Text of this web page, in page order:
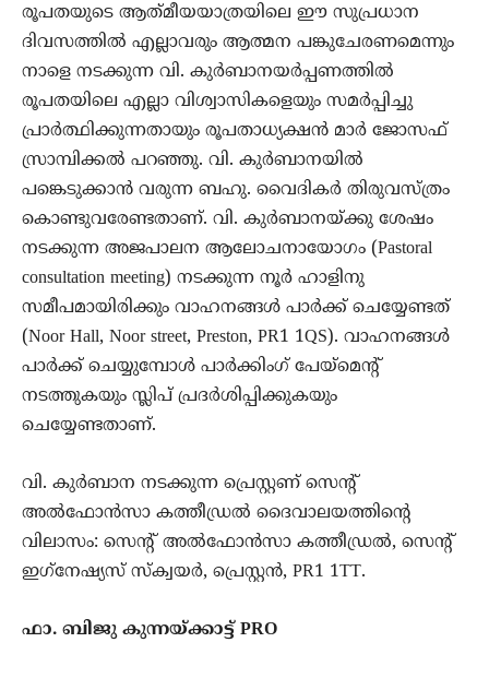
രൂപതയുടെ ആത്‌മീയയാത്രയിലെ ഈ സുപ്രധാന
ദിവസത്തിൽ എല്ലാവരും ആത്മന പങ്കുചേരണമെന്നും
നാളെ നടക്കുന്ന വി. കുർബാനയർപ്പണത്തിൽ
രൂപതയിലെ എല്ലാ വിശ്വാസികളെയും സമർപ്പിച്ചു
പ്രാർത്ഥിക്കുന്നതായും രൂപതാധ്യക്ഷൻ മാർ ജോസഫ്
സ്രാമ്പിക്കൽ പറഞ്ഞു. വി. കുർബാനയിൽ
പങ്കെടുക്കാൻ വരുന്ന ബഹു. വൈദികർ തിരുവസ്ത്രം
കൊണ്ടുവരേണ്ടതാണ്. വി. കുർബാനയ്ക്കു ശേഷം
നടക്കുന്ന അജപാലന ആലോചനായോഗം (Pastoral
consultation meeting) നടക്കുന്ന നൂർ ഹാളിനു
സമീപമായിരിക്കും വാഹനങ്ങൾ പാർക്ക് ചെയ്യേണ്ടത്
(Noor Hall, Noor street, Preston, PR1 1QS). വാഹനങ്ങൾ
പാർക്ക് ചെയ്യുമ്പോൾ പാർക്കിംഗ് പേയ്മെന്റ്
നടത്തുകയും സ്ലിപ് പ്രദർശിപ്പിക്കുകയും
ചെയ്യേണ്ടതാണ്.
വി. കുർബാന നടക്കുന്ന പ്രെസ്റ്റണ് സെന്റ്
അൽഫോൻസാ കത്തീഡ്രൽ ദൈവാലയത്തിൻ്റെ
വിലാസം: സെന്റ് അൽഫോൻസാ കത്തീഡ്രൽ, സെന്റ്
ഇഗ്‌നേഷ്യസ് സ്‌ക്വയർ, പ്രെസ്റ്റൻ, PR1 1TT.
ഫാ. ബിജു കുന്നയ്ക്കാട്ട് PRO